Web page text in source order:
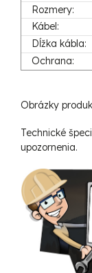
Rozmery:
Kábel:
Dĺžka kábla:
Ochrana:
Obrázky
Technické
upozornenia.